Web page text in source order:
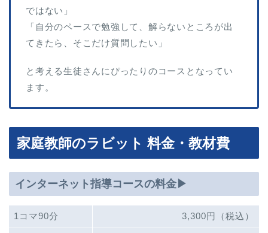
ではない」
「自分のペースで勉強して、解らないところが出
てきたら、そこだけ質問したい」
と考える生徒さんにぴったりのコースとなってい
ます。
家庭教師のラビット 料金・教材費
インターネット指導コースの料金▶︎
1コマ90分 3,300円（税込）